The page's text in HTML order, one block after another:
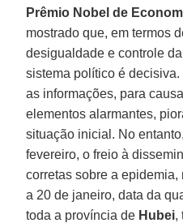
Prêmio Nobel de
mostrado que, em termos
desigualdade e controle
sistema político é
as informações, para
elementos alarmantes,
situação inicial. No
fevereiro, o freio à
corretas sobre a
a 20 de janeiro, data da
toda a província de Hubei,